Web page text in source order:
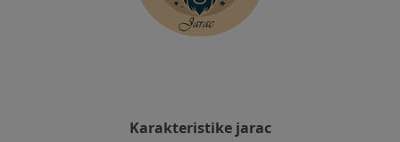
Karakteristike jarac